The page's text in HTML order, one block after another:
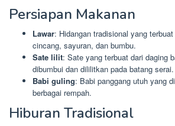
Persiapan Makanan
Lawar: Hidangan tradisional yang
cincang, sayuran, dan bumbu.
Sate lilit: Sate yang terbuat dari daging
dibumbui dan dililitkan pada batang serai.
Babi guling: Babi panggang utuh yang
berbagai rempah.
Hiburan Tradisional